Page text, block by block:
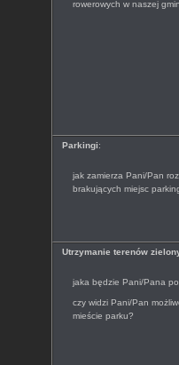
rowerowych w naszej
Parkingi:
jak zamierza Pani/Pan
brakujących miejsc
Utrzymanie terenów
jaka będzie Pani/Pana
czy widzi Pani/Pan
mieście parku?